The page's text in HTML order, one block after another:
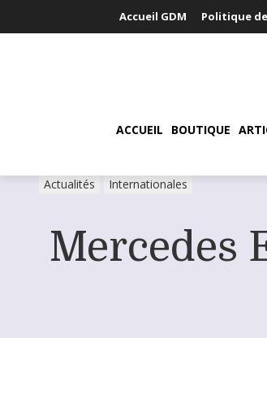
Accueil GDM Politique
ACCUEIL BOUTIQUE
Actualités Internationales
Mercedes